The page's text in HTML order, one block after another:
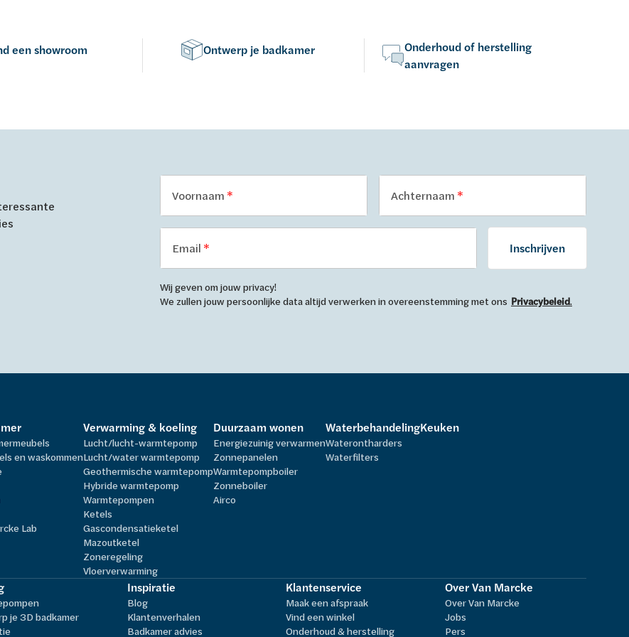
een showroom Ontwerp je badkamer
Onderhoud of herstelling
aanvragen
Voornaam Achternaam
Email Inschrijven
Wij geven om jouw privacy!
We zullen jouw persoonlijke data altijd verwerken in overeenstemming met ons Privacybeleid.
en waskommen
Lab
Verwarming & koeling
Lucht/lucht-warmtepomp
Lucht/water warmtepomp
Geothermische warmtepomp
Hybride warmtepomp
Warmtepompen
Ketels
Gascondensatieketel
Mazoutketel
Zoneregeling
Vloerverwarming
Duurzaam wonen
Energiezuinig verwarmen
Zonnepanelen
Warmtepompboiler
Zonneboiler
Airco
Waterbehandeling
Waterontharders
Waterfilters
Keuken
je 3D badkamer
Inspiratie
Blog
Klantenverhalen
Badkamer advies
Klantenservice
Maak een afspraak
Vind een winkel
Onderhoud & herstelling
Over Van Marcke
Over Van Marcke
Jobs
Pers